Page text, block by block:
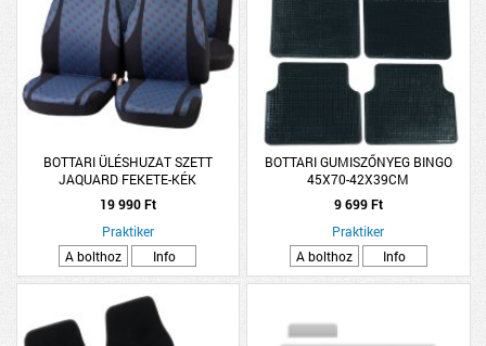
BOTTARI ÜLÉSHUZAT SZETT
JAQUARD FEKETE-KÉK
19 990 Ft
Praktiker
A bolthoz
Info
BOTTARI GUMISZŐNYEG BINGO
45X70-42X39CM
9 699 Ft
Praktiker
A bolthoz
Info